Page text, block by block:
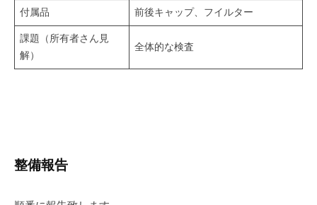
付属品 前後キャップ、フイルター
課題（所有者さん見
解）
全体的な検査
整備報告